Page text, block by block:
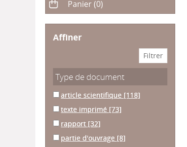
affiner
Type de document
article scientifique [118]
texte imprimé [73]
rapport [32]
partie d'ouvrage [8]